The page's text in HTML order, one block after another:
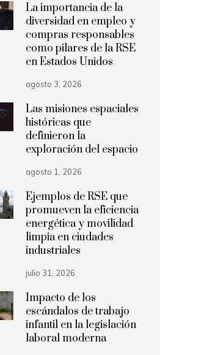
La importancia de la
diversidad en empleo y
compras responsables
como pilares de la RSE
en Estados Unidos
agosto 3, 2026
Las misiones espaciales
históricas que
definieron la
exploración del espacio
agosto 1, 2026
Ejemplos de RSE que
promueven la eficiencia
energética y movilidad
limpia en ciudades
industriales
julio 31, 2026
Impacto de los
escándalos de trabajo
infantil en la legislación
laboral moderna